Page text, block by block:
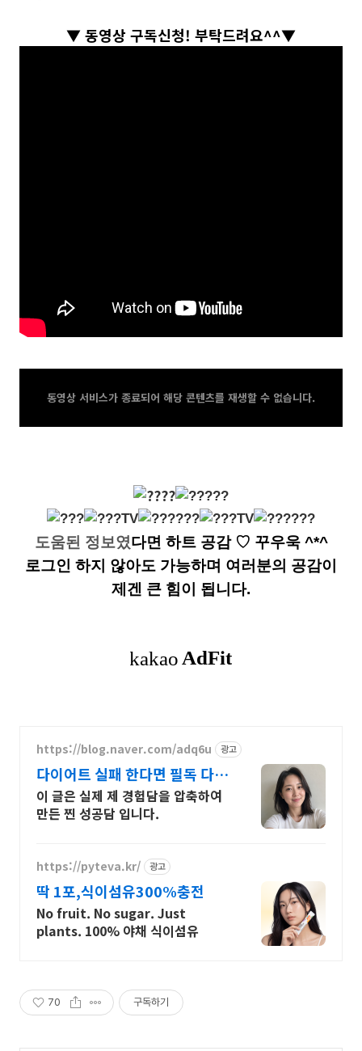
▼ 동영상 구독신청! 부탁드려요^^▼
동영상 서비스가 종료되어 해당 콘텐츠를 재생할 수 없습니다.
도움된 정보였다면 하트 공감 ♡ 꾸우욱 ^*^
로그인 하지 않아도 가능하며 여러분의 공감이
제겐 큰 힘이 됩니다.
https://blog.naver.com/adq6u 광고
다이어트 실패 한다면 필독 다이
어터 김아연
이 글은 실제 제 경험담을 압축하여
만든 찐 성공담 입니다.
https://pyteva.kr/ 광고
딱 1포,식이섬유300%충전
No fruit. No sugar. Just
plants. 100% 야채 식이섬유
70 구독하기